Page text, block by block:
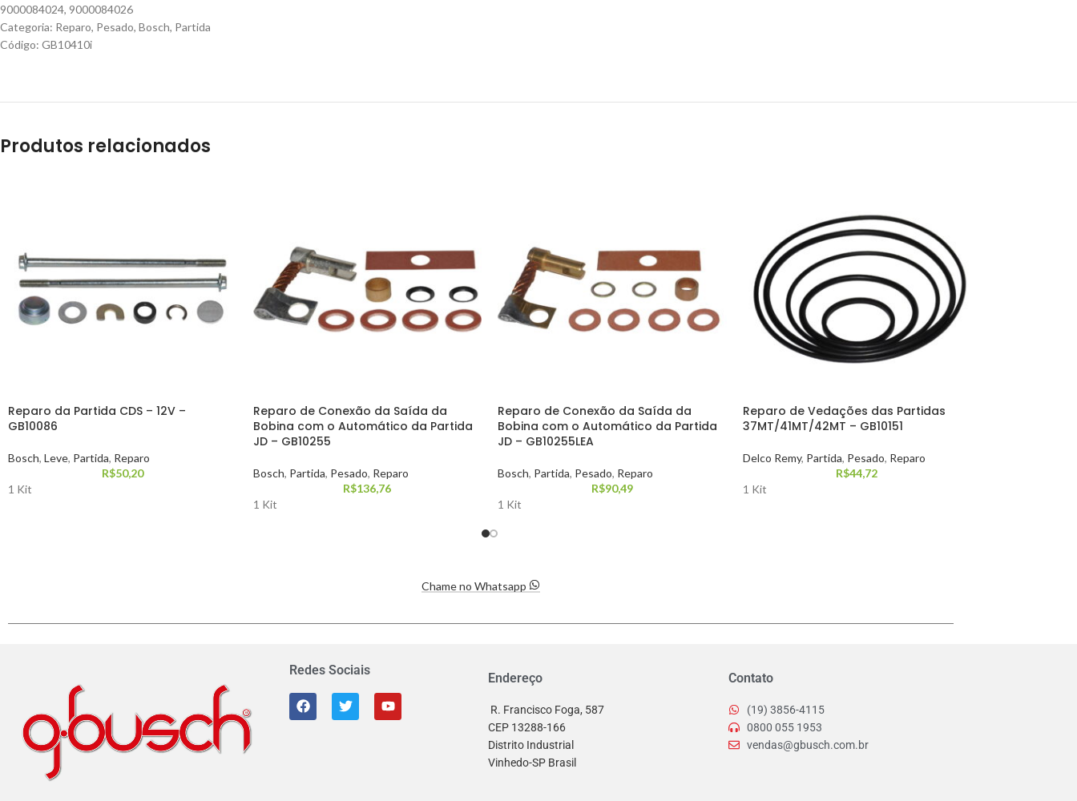
9000084024, 9000084026
Categoria: Reparo, Pesado, Bosch, Partida
Código: GB10410i
Produtos relacionados
Reparo da Partida CDS – 12V –
GB10086
Bosch, Leve, Partida, Reparo
R$50,20
1 Kit
Reparo de Conexão da Saída da
Bobina com o Automático da Partida
JD – GB10255
Bosch, Partida, Pesado, Reparo
R$136,76
1 Kit
Reparo de Conexão da Saída da
Bobina com o Automático da Partida
JD – GB10255LEA
Bosch, Partida, Pesado, Reparo
R$90,49
1 Kit
Reparo de Vedações das Partidas
37MT/41MT/42MT – GB10151
Delco Remy, Partida, Pesado, Reparo
R$44,72
1 Kit
Chame no Whatsapp
Redes Sociais
Endereço
R. Francisco Foga, 587
CEP 13288-166
Distrito Industrial
Vinhedo-SP Brasil
Contato
(19) 3856-4115
0800 055 1953
vendas@gbusch.com.br